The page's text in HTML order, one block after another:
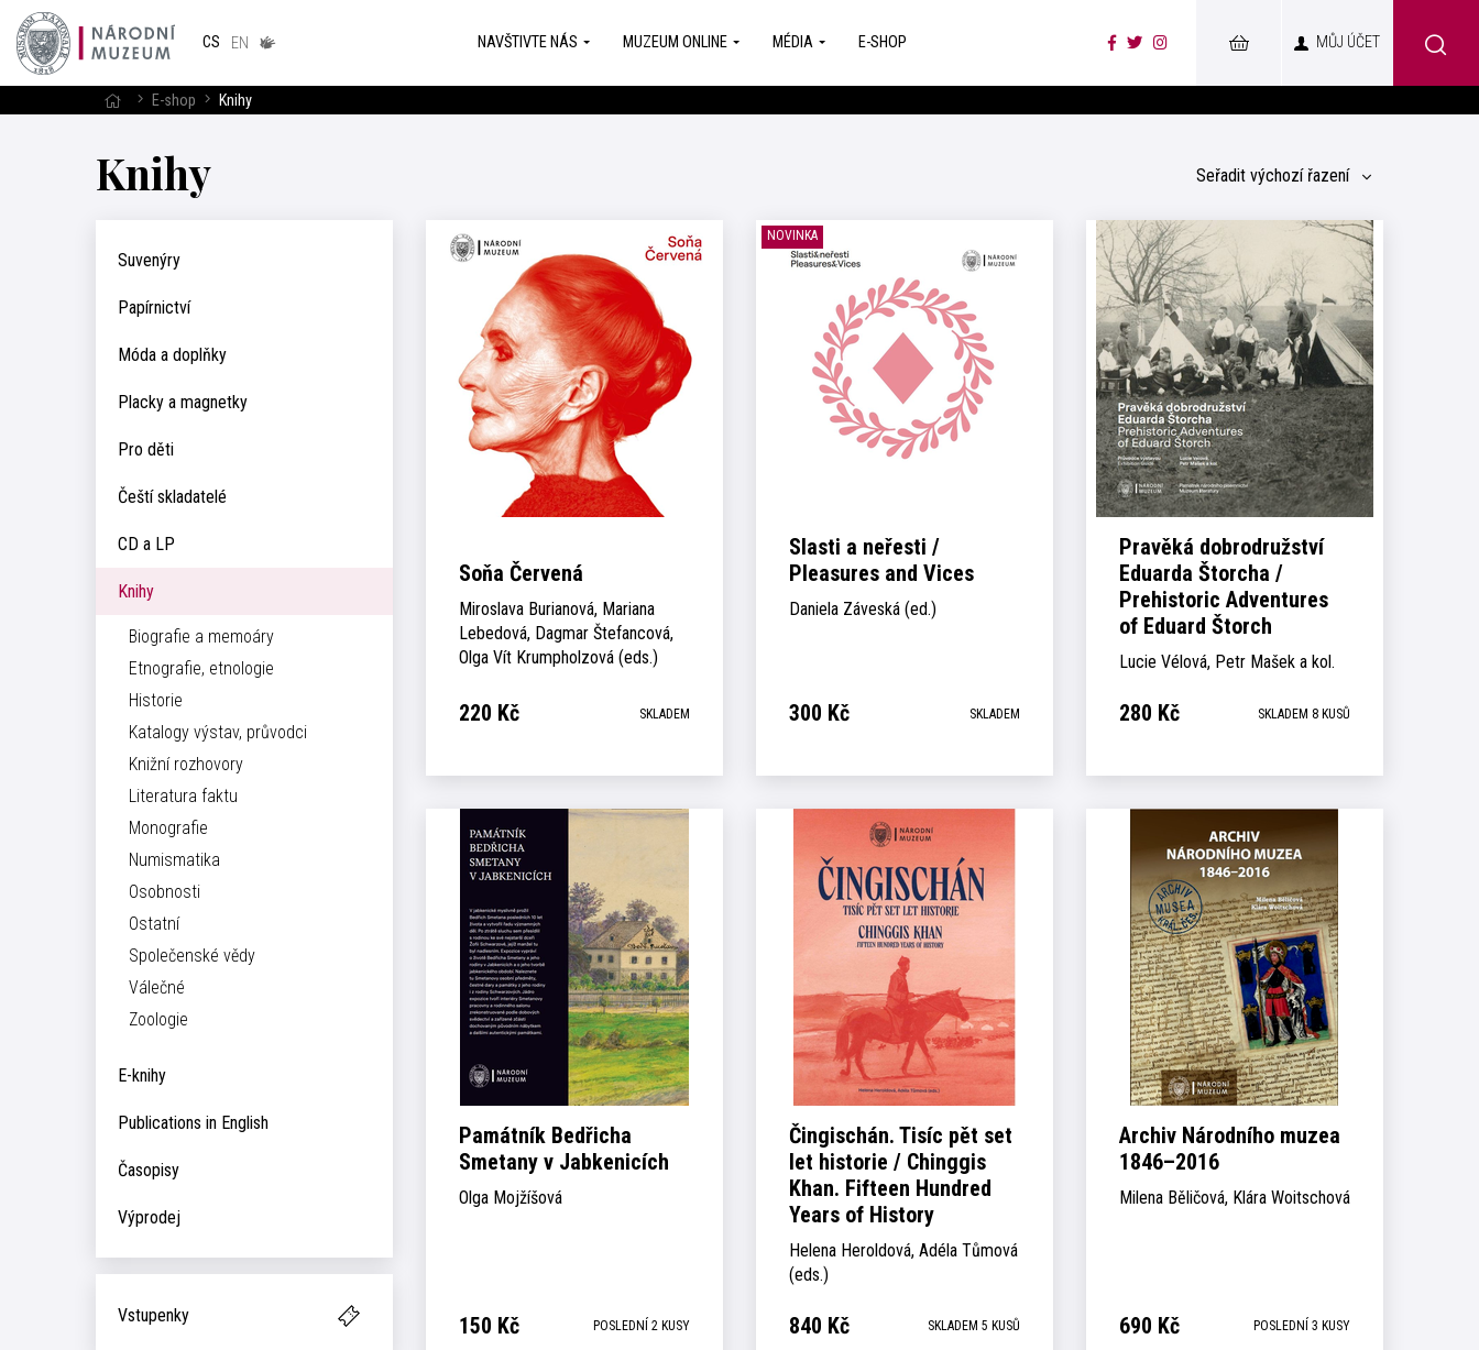
CS EN
v českém
NAVŠTIVTE NÁS MUZEUM ONLINE MÉDIA E-SHOP MŮJ ÚČET
E-shop Knihy
Knihy Seřadit výchozí řazení
Soňa Červená
Miroslava Burianová, Mariana
Lebedová, Dagmar Štefancová,
Olga Vít Krumpholzová (eds.)
220 Kč SKLADEM
NOVINKA
Slasti a neřesti /
Pleasures and Vices
Daniela Záveská (ed.)
300 Kč SKLADEM
Pravěká dobrodružství
Eduarda Štorcha /
Prehistoric Adventures
of Eduard Štorch
Lucie Vélová, Petr Mašek a kol.
280 Kč SKLADEM 8 KUSŮ
Památník Bedřicha
Smetany v Jabkenicích
Olga Mojžíšová
150 Kč POSLEDNÍ 2 KUSY
Čingischán. Tisíc pět set
let historie / Chinggis
Khan. Fifteen Hundred
Years of History
Helena Heroldová, Adéla Tůmová
(eds.)
840 Kč SKLADEM 5 KUSŮ
Archiv Národního muzea
1846–2016
Milena Běličová, Klára Woitschová
690 Kč POSLEDNÍ 3 KUSY
Suvenýry
Papírnictví
Móda a doplňky
Placky a magnetky
Pro děti
Čeští skladatelé
CD a LP
Knihy
Biografie a memoáry
Etnografie, etnologie
Historie
Katalogy výstav, průvodci
Knižní rozhovory
Literatura faktu
Monografie
Numismatika
Osobnosti
Ostatní
Společenské vědy
Válečné
Zoologie
E-knihy
Publications in English
Časopisy
Výprodej
Vstupenky